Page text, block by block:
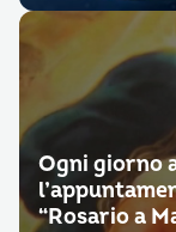
Ogni giorno
“Rosario a